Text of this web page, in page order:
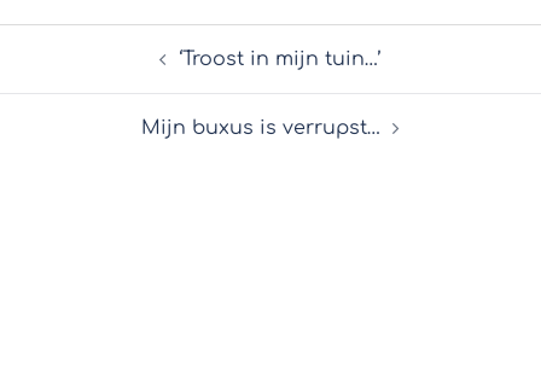
‘Troost in mijn tuin…’
Mijn buxus is verrupst…